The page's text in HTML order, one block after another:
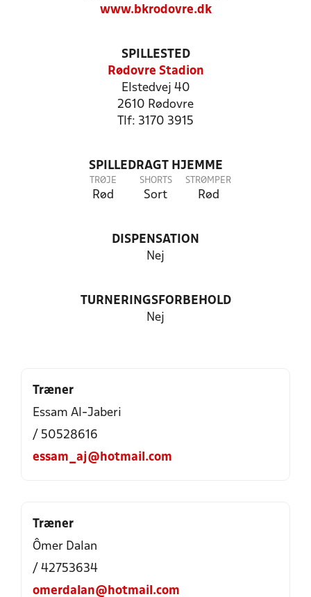
www.bkrodovre.dk
SPILLESTED
Rødovre Stadion
Elstedvej 40
2610 Rødovre
Tlf: 3170 3915
SPILLEDRAGT HJEMME
TRØJE
Rød
SHORTS
Sort
STRØMPER
Rød
DISPENSATION
Nej
TURNERINGSFORBEHOLD
Nej
Træner
Essam Al-Jaberi
/ 50528616
essam_aj@hotmail.com
Træner
Ômer Dalan
/ 42753634
omerdalan@hotmail.com